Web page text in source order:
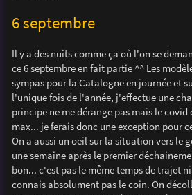
6 septembre
Il y a des nuits comme ça où l'on se
ce 6 septembre en fait partie ^^ Les
sympas pour la Catalogne en journée et
l'unique fois de l'année, j'effectue une
principe ne me dérange pas mais le
max... je ferais donc une exception pour
On a aussi un oeil sur la situation vers le
une semaine après le premier
bon... c'est pas le même temps de trajet
connais absolument pas le coin. On